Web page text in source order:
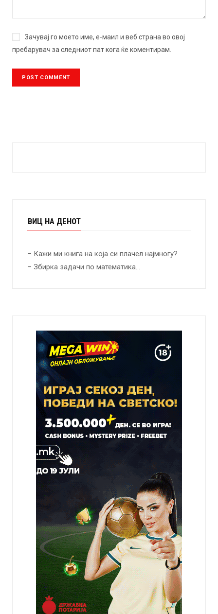
Зачувај го моето име, е-маил и веб страна во овој
пребарувач за следниот пат кога ќе коментирам.
ВИЦ НА ДЕНОТ
– Кажи ми книга на која си плачел најмногу?
– Збирка задачи по математика…